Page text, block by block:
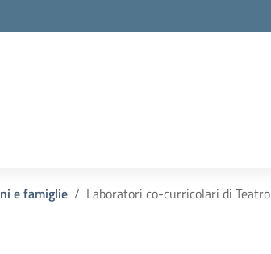
e famiglie Laboratori co-curricolari di Teatro